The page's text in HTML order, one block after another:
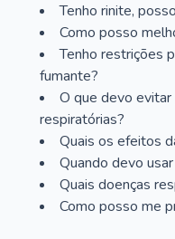
Tenho rinite,
Como posso
Tenho restrições
fumante?
O que devo evitar
respiratórias?
Quais os efeitos
Quando devo
Quais doenças
Como posso me